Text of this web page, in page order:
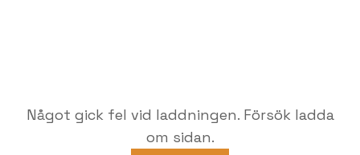
Något gick fel vid laddningen. Försök ladda
om sidan.